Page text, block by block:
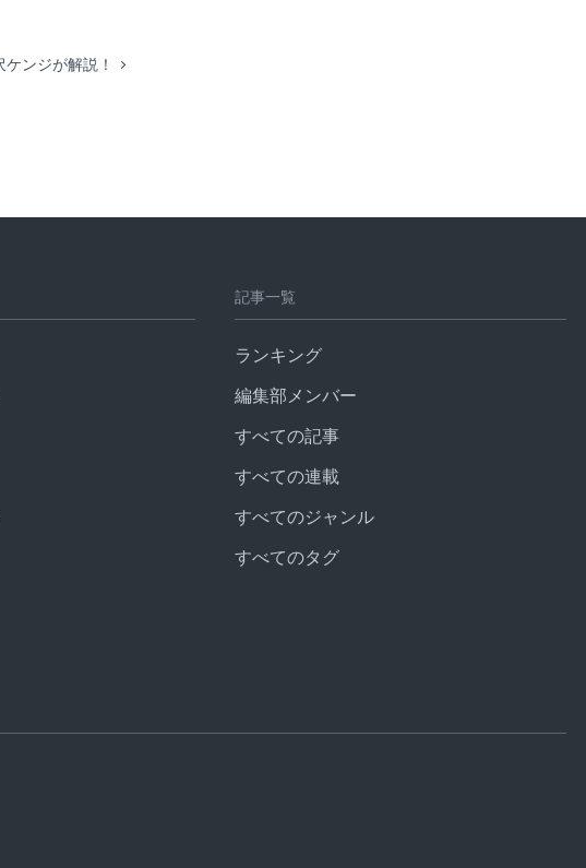
ンジが解説！
記事一覧
ランキング
編集部メンバー
すべての記事
すべての連載
すべてのジャンル
すべてのタグ